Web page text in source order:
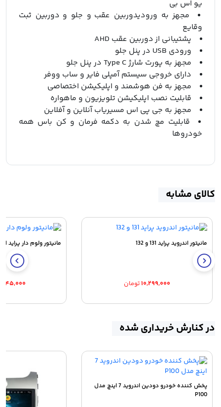
یو اس بی
مجهز به ورودیدوربین عقب و جلو و دوربین ثبت
وقایع
پشتیبانی از دوربین عقب AHD
ورودی USB در پنل جلو
مجهز به پورت شارژ Type C در پنل جلو
دارای خروجی سیستم آمپلی فایر و ساب ووفر
مجهز به فن هوشمند و اپلیکیشن اختصاصی
قابلیت نصب اپلیکیشن تلویزیون و ماهواره
مجهز به جی پی اس مسیریاب آنلاین و آفلاین
قابلیت مچ شدن به دکمه فرمان و کن باس همه
خودروها
کالای مشابه
مانیتور اندروید پراید 131 و 132
۱۰,۲۹۹,۰۰۰تومان
مانیتور ولوم دار پراید 131 و 132 دایموند
در کنارش خریداری شده
پخش کننده خودرو دودین اندروید 7 اینچ مدل
P100